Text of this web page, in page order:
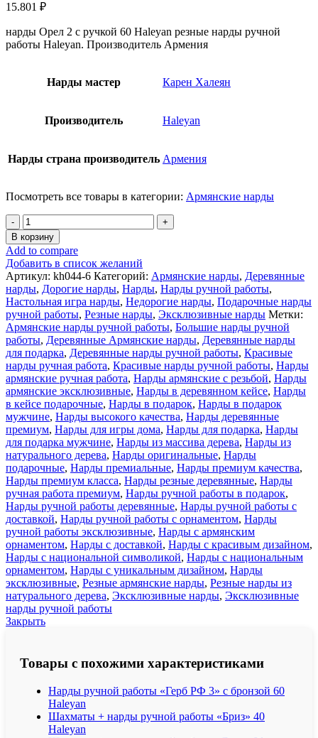
15.801 ₽
нарды Орел 2 с ручкой 60 Haleyan резные нарды ручной
работы Haleyan. Производитель Армения
Нарды мастер Карен Халеян
Производитель Haleyan
Нарды страна производитель Армения
Посмотреть все товары в категории: Армянские нарды
Количество
товара
Нарды
ручной
работы
Орел
2
с
ручкой
60
В корзину
Add to compare
Добавить в список желаний
Артикул: kh044-6 Категорий: Армянские нарды, Деревянные
нарды, Дорогие нарды, Нарды, Нарды ручной работы,
Настольная игра нарды, Недорогие нарды, Подарочные нарды
ручной работы, Резные нарды, Эксклюзивные нарды Метки:
Армянские нарды ручной работы, Большие нарды ручной
работы, Деревянные Армянские нарды, Деревянные нарды
для подарка, Деревянные нарды ручной работы, Красивые
нарды ручная работа, Красивые нарды ручной работы, Нарды
армянские ручная работа, Нарды армянские с резьбой, Нарды
армянские эксклюзивные, Нарды в деревянном кейсе, Нарды
в кейсе подарочные, Нарды в подарок, Нарды в подарок
мужчине, Нарды высокого качества, Нарды деревянные
премиум, Нарды для игры дома, Нарды для подарка, Нарды
для подарка мужчине, Нарды из массива дерева, Нарды из
натурального дерева, Нарды оригинальные, Нарды
подарочные, Нарды премиальные, Нарды премиум качества,
Нарды премиум класса, Нарды резные деревянные, Нарды
ручная работа премиум, Нарды ручной работы в подарок,
Нарды ручной работы деревянные, Нарды ручной работы с
доставкой, Нарды ручной работы с орнаментом, Нарды
ручной работы эксклюзивные, Нарды с армянским
орнаментом, Нарды с доставкой, Нарды с красивым дизайном,
Нарды с национальной символикой, Нарды с национальным
орнаментом, Нарды с уникальным дизайном, Нарды
эксклюзивные, Резные армянские нарды, Резные нарды из
натурального дерева, Эксклюзивные нарды, Эксклюзивные
нарды ручной работы
Закрыть
Товары с похожими характеристиками
Нарды ручной работы «Герб РФ 3» с бронзой 60
Haleyan
Шахматы + нарды ручной работы «Бриз» 40
Haleyan